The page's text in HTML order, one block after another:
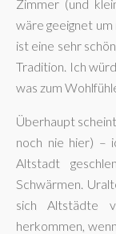
Zimmer (und
wäre geeignet
ist eine sehr
Tradition. Ich
was zum
Überhaupt
noch nie hier) –
Altstadt
Schwärmen.
sich Altstädte
herkommen,